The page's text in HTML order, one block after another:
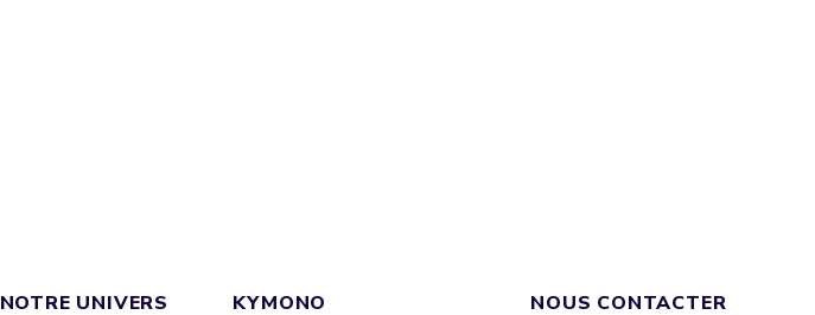
NOTRE UNIVERS
KYMONO
NOUS CONTACTER